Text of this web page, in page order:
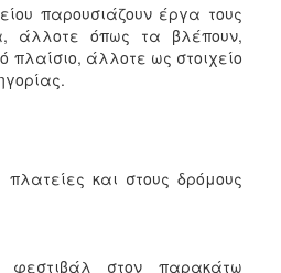
παρουσιάζουν έργα τους
άλλοτε όπως τα βλέπουν,
πλαίσιο, άλλοτε ως στοιχείο
πλατείες και στους δρόμους
στον παρακάτω